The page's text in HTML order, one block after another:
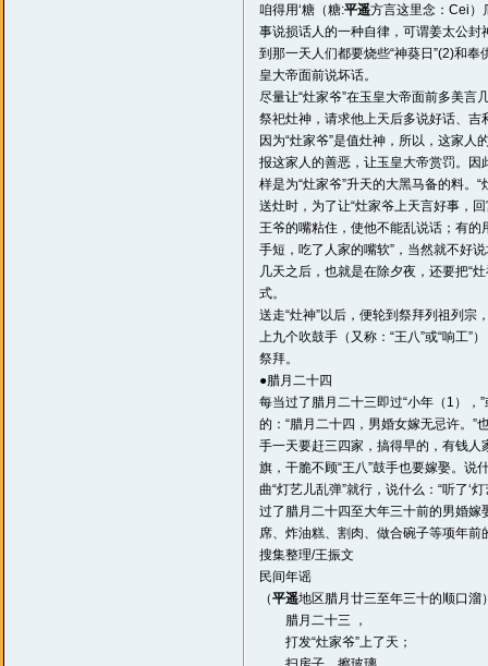
咱得用‘糖（糖:平遥方言这里念：Cei）
事说损话人的一种自律，可谓姜太公封
到那一天人们都要烧些“神葵日”(2)和
皇大帝面前说坏话。
尽量让“灶家爷”在玉皇大帝面前多美
祭祀灶神，请求他上天后多说好话、吉
因为“灶家爷”是值灶神，所以，这家
报这家人的善恶，让玉皇大帝赏罚。因
样是为“灶家爷”升天的大黑马备的料
送灶时，为了让“灶家爷上天言好事，
王爷的嘴粘住，使他不能乱说话；有的
手短，吃了人家的嘴软”，当然就不好
几天之后，也就是在除夕夜，还要把“
式。
送走“灶神”以后，便轮到祭拜列祖列宗
上九个吹鼓手（又称：“王八”或“响工”
祭拜。
●腊月二十四
每当过了腊月二十三即过“小年（1），
的：“腊月二十四，男婚女嫁无忌许。”
手一天要赶三四家，搞得早的，有钱
旗，干脆不顾“王八”鼓手也要嫁娶。说
曲“灯艺儿乱弹”就行，说什么：“听了‘
过了腊月二十四至大年三十前的男婚嫁
席、炸油糕、割肉、做合碗子等项年前
搜集整理/王振文
民间年谣
（平遥地区腊月廿三至年三十的顺口溜
腊月二十三 ，
打发“灶家爷”上了天；